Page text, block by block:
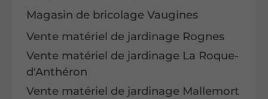
Magasin de bricolage Vaugines
Vente matériel de jardinage Rognes
Vente matériel de jardinage La Roque-
d'Anthéron
Vente matériel de jardinage Mallemort